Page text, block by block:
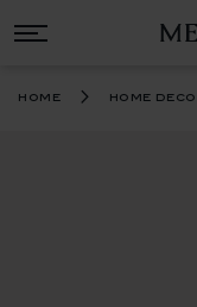
home home deco